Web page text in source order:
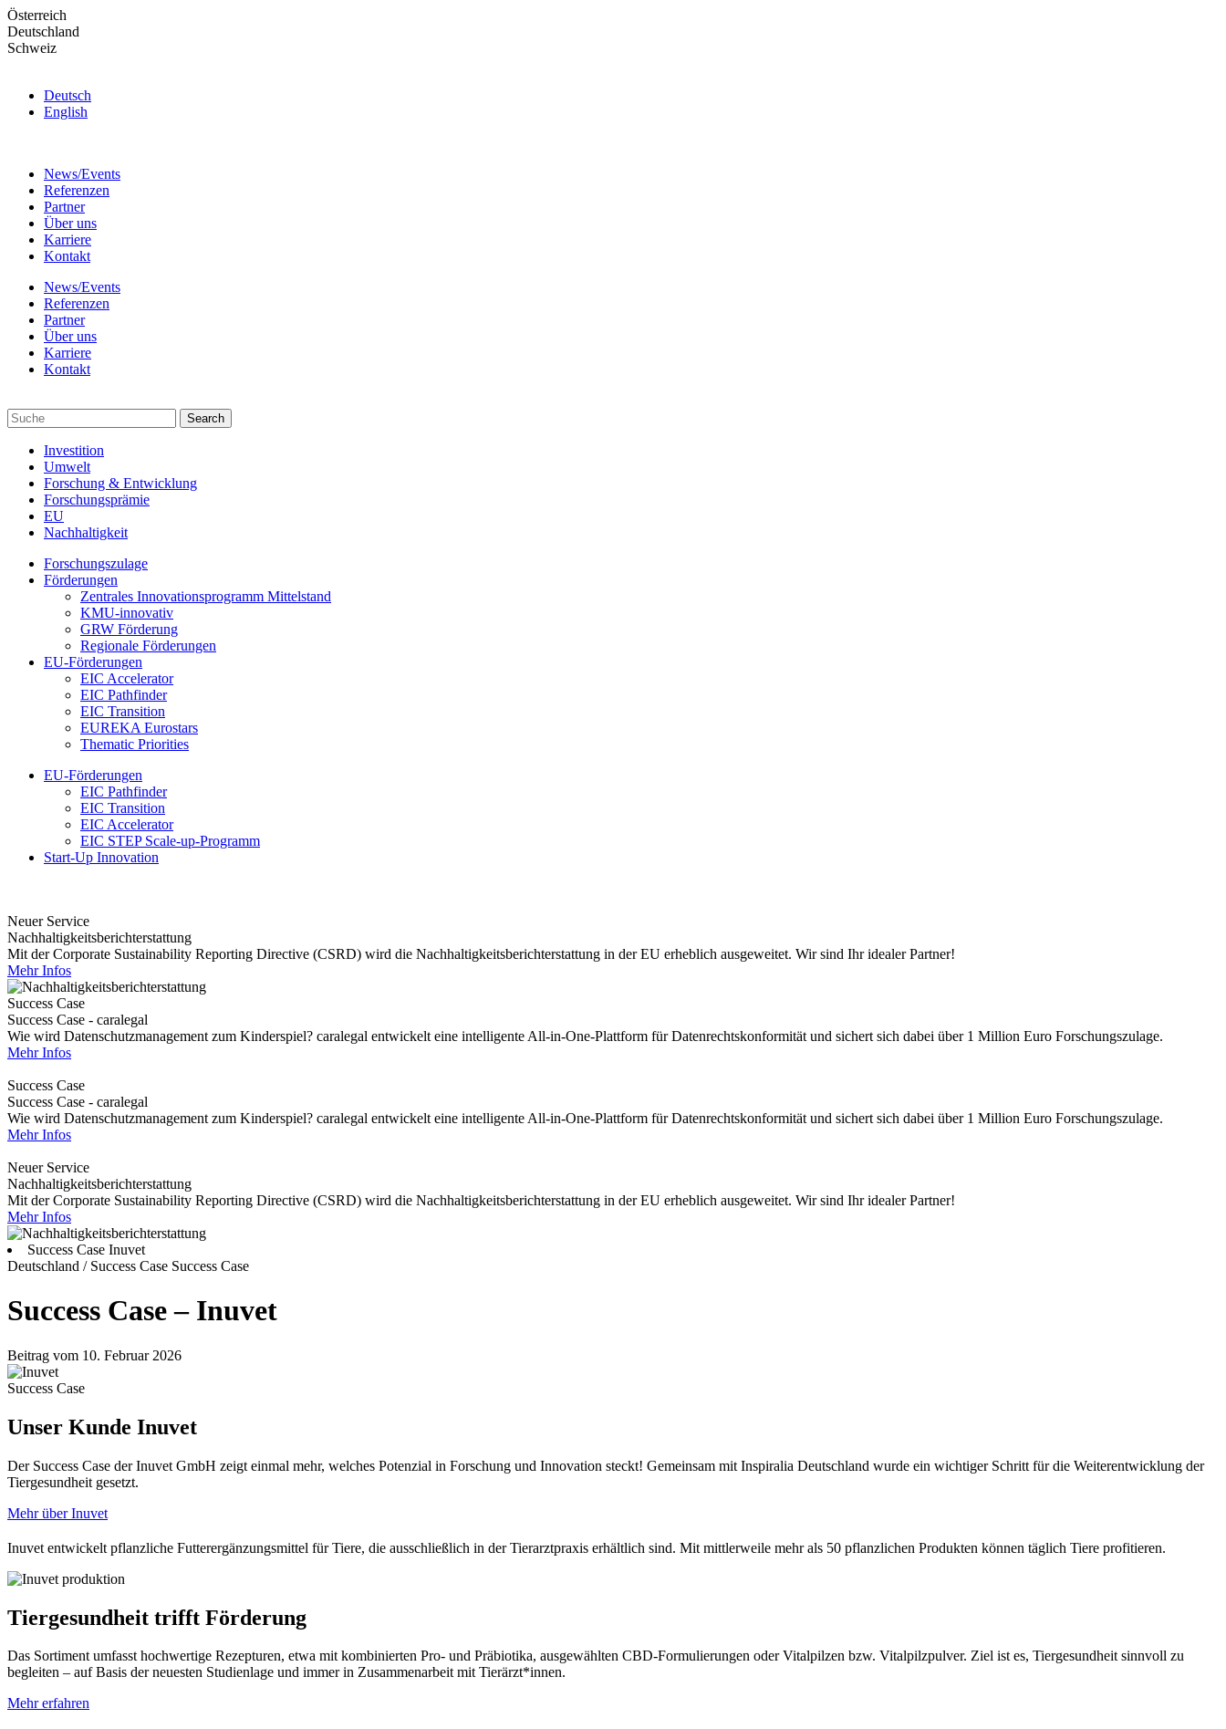
Skip
to
the
Österreich
Deutschland
Schweiz
Deutsch
English
News/Events
Referenzen
Partner
Über uns
Karriere
Kontakt
News/Events
Referenzen
Partner
Über uns
Karriere
Kontakt
Investition
Umwelt
Forschung & Entwicklung
Forschungsprämie
EU
Nachhaltigkeit
Forschungszulage
Förderungen
Zentrales Innovationsprogramm Mittelstand
KMU-innovativ
GRW Förderung
Regionale Förderungen
EU-Förderungen
EIC Accelerator
EIC Pathfinder
EIC Transition
EUREKA Eurostars
Thematic Priorities
EU-Förderungen
EIC Pathfinder
EIC Transition
EIC Accelerator
EIC STEP Scale-up-Programm
Start-Up Innovation
Neuer Service
Nachhaltigkeitsberichterstattung
Mit der Corporate Sustainability Reporting Directive (CSRD) wird die Nachhaltigkeitsberichterstattung in der EU erheblich ausgeweitet. Wir sind Ihr idealer Partner!
Mehr Infos
Success Case
Success Case - caralegal
Wie wird Datenschutzmanagement zum Kinderspiel? caralegal entwickelt eine intelligente All-in-One-Plattform für Datenrechtskonformität und sichert sich dabei über 1 Million Euro Forschungszulage.
Mehr Infos
Success Case
Success Case - caralegal
Wie wird Datenschutzmanagement zum Kinderspiel? caralegal entwickelt eine intelligente All-in-One-Plattform für Datenrechtskonformität und sichert sich dabei über 1 Million Euro Forschungszulage.
Mehr Infos
Neuer Service
Nachhaltigkeitsberichterstattung
Mit der Corporate Sustainability Reporting Directive (CSRD) wird die Nachhaltigkeitsberichterstattung in der EU erheblich ausgeweitet. Wir sind Ihr idealer Partner!
Mehr Infos
Success Case Inuvet
Deutschland / Success Case Success Case
Success Case – Inuvet
Beitrag vom 10. Februar 2026
Success Case
Unser Kunde Inuvet
Der Success Case der Inuvet GmbH zeigt einmal mehr, welches Potenzial in Forschung und Innovation steckt! Gemeinsam mit Inspiralia Deutschland wurde ein wichtiger Schritt für die Weiterentwicklung der
Tiergesundheit gesetzt.
Mehr über Inuvet
Inuvet entwickelt pflanzliche Futterergänzungsmittel für Tiere, die ausschließlich in der Tierarztpraxis erhältlich sind. Mit mittlerweile mehr als 50 pflanzlichen Produkten können täglich Tiere profitieren.
Tiergesundheit trifft Förderung
Das Sortiment umfasst hochwertige Rezepturen, etwa mit kombinierten Pro- und Präbiotika, ausgewählten CBD-Formulierungen oder Vitalpilzen bzw. Vitalpilzpulver. Ziel ist es, Tiergesundheit sinnvoll zu
begleiten – auf Basis der neuesten Studienlage und immer in Zusammenarbeit mit Tierärzt*innen.
Mehr erfahren